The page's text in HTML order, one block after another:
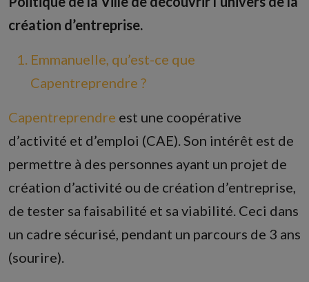
création d’entreprise.
Emmanuelle, qu’est-ce que
Capentreprendre ?
Capentreprendre est une coopérative
d’activité et d’emploi (CAE). Son intérêt est de
permettre à des personnes ayant un projet de
création d’activité ou de création d’entreprise,
de tester sa faisabilité et sa viabilité. Ceci dans
un cadre sécurisé, pendant un parcours de 3 ans
(sourire).